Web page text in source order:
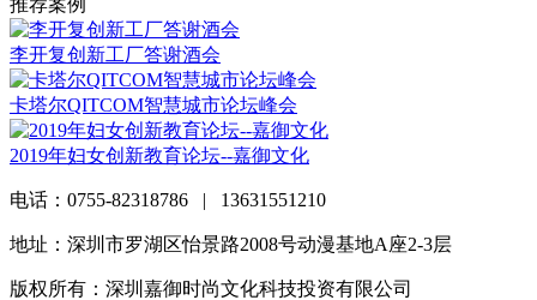
李开复创新工厂答谢酒会
卡塔尔QITCOM智慧城市论坛峰会
2019年妇女创新教育论坛--嘉御文化
电话：0755-82318786 | 13631551210
地址：深圳市罗湖区怡景路2008号动漫基地A座2-3层
版权所有：深圳嘉御时尚文化科技投资有限公司